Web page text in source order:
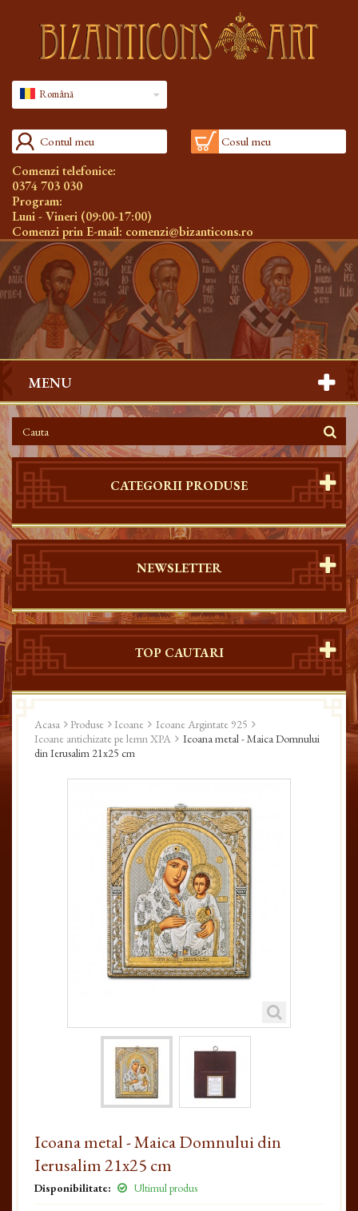
Română
Contul meu Cosul meu
Comenzi telefonice:
0374 703 030
Program:
Luni - Vineri (09:00-17:00)
Comenzi prin E-mail: comenzi@bizanticons.ro
MENU
CATEGORII PRODUSE
NEWSLETTER
TOP CAUTARI
Acasa Produse Icoane
Icoane Argintate 925
Icoane antichizate pe lemn XPA
Icoana metal - Maica Domnului
din Ierusalim 21x25 cm
Icoana metal - Maica Domnului din
Ierusalim 21x25 cm
Disponibilitate: Ultimul produs